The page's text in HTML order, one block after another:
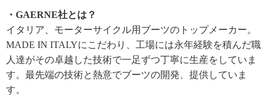
・GAERNE社とは？
イタリア、モーターサイクル用ブーツのトップメーカー。
MADE IN ITALYにこだわり、工場には永年経験を積んだ職
人達がその卓越した技術で一足ずつ丁寧に生産をしていま
す。最先端の技術と熱意でブーツの開発、提供していま
す。